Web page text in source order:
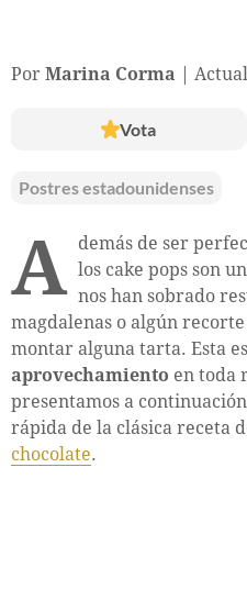
Por Marina Corma
Vota
Postres estadounidenses
A demás de ser
los cake pops son
nos han sobrado
magdalenas o algún
montar alguna tarta. Esta
aprovechamiento en toda
presentamos a
rápida de la clásica receta
chocolate.